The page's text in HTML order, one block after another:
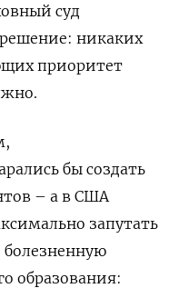
суд
решение: никаких
приоритет
бы создать
– а в США
запутать
образования: